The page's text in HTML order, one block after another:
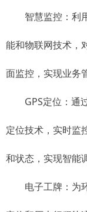
智慧监控：利
能和物联网技术，
面监控，实现业务
GPS定位：通过
定位技术，实时监
和状态，实现智能
电子工牌：为环